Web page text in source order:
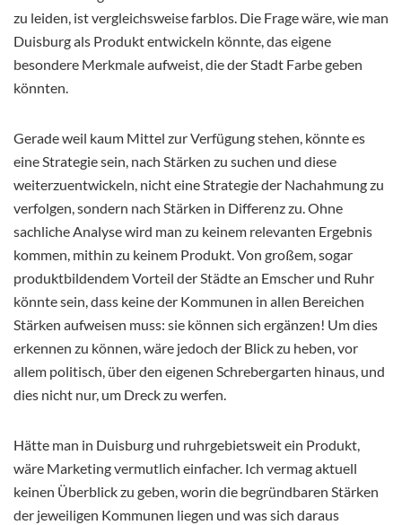
zu leiden, ist vergleichsweise farblos. Die Frage wäre, wie man
Duisburg als Produkt entwickeln könnte, das eigene
besondere Merkmale aufweist, die der Stadt Farbe geben
könnten.
Gerade weil kaum Mittel zur Verfügung stehen, könnte es
eine Strategie sein, nach Stärken zu suchen und diese
weiterzuentwickeln, nicht eine Strategie der Nachahmung zu
verfolgen, sondern nach Stärken in Differenz zu. Ohne
sachliche Analyse wird man zu keinem relevanten Ergebnis
kommen, mithin zu keinem Produkt. Von großem, sogar
produktbildendem Vorteil der Städte an Emscher und Ruhr
könnte sein, dass keine der Kommunen in allen Bereichen
Stärken aufweisen muss: sie können sich ergänzen! Um dies
erkennen zu können, wäre jedoch der Blick zu heben, vor
allem politisch, über den eigenen Schrebergarten hinaus, und
dies nicht nur, um Dreck zu werfen.
Hätte man in Duisburg und ruhrgebietsweit ein Produkt,
wäre Marketing vermutlich einfacher. Ich vermag aktuell
keinen Überblick zu geben, worin die begründbaren Stärken
der jeweiligen Kommunen liegen und was sich daraus